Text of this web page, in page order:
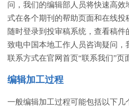
问，我们的编辑部人员将快速高
式在各个期刊的帮助页面和在线
随时登录到投审稿系统，查看稿
致电中国本地工作人员咨询疑问
联系方式在官网首页“联系我们”页
编辑加工过程
一般编辑加工过程可能包括以下几